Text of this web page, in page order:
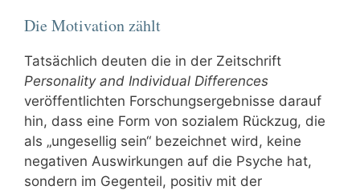
Die Motivation zählt
Tatsächlich deuten die in der Zeitschrift
Personality and Individual Differences
veröffentlichten Forschungsergebnisse darauf
hin, dass eine Form von sozialem Rückzug, die
als „ungesellig sein“ bezeichnet wird, keine
negativen Auswirkungen auf die Psyche hat,
sondern im Gegenteil, positiv mit der